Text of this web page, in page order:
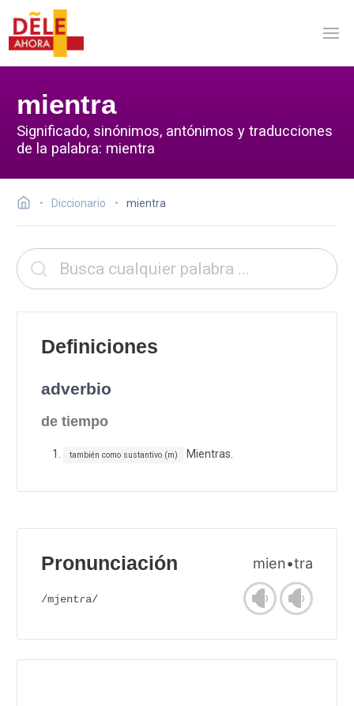
mientra
Significado, sinónimos, antónimos y traducciones
de la palabra: mientra
Diccionario mientra
Definiciones
adverbio
de tiempo
también como sustantivo (m) Mientras.
Pronunciación mien•tra
/mjentɾa/